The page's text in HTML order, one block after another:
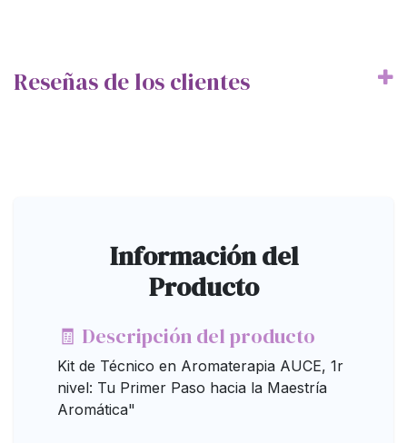
Reseñas de los clientes
Información del
Producto
🧾 Descripción del producto
Kit de Técnico en Aromaterapia AUCE, 1r
nivel: Tu Primer Paso hacia la Maestría
Aromática"